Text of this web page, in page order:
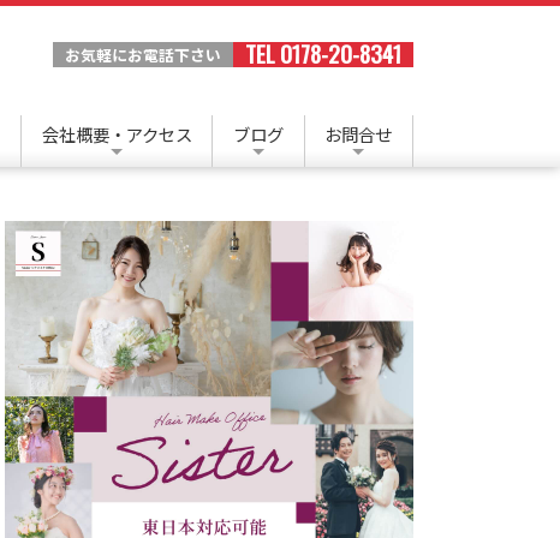
お気軽にお電話下さい TEL 0178-20-8341
会社概要・アクセス ブログ お問合せ